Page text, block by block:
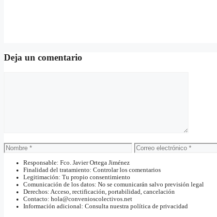
Deja un comentario
Nombre
Correo
electrónico
Responsable: Fco. Javier Ortega Jiménez
Finalidad del tratamiento: Controlar los comentarios
Legitimación: Tu propio consentimiento
Comunicación de los datos: No se comunicarán salvo previsión legal
Derechos: Acceso, rectificación, portabilidad, cancelación
Contacto: hola@convenioscolectivos.net
Información adicional: Consulta nuestra política de privacidad